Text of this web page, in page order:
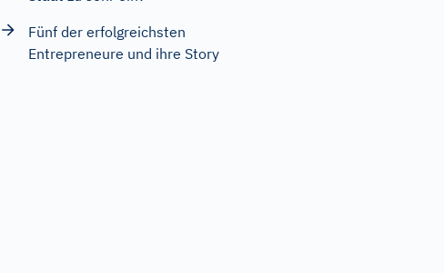
Fünf der erfolgreichsten
Entrepreneure und ihre Story